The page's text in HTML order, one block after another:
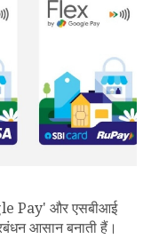
Pay' और एसबीआई
आसान बनाती हैं।